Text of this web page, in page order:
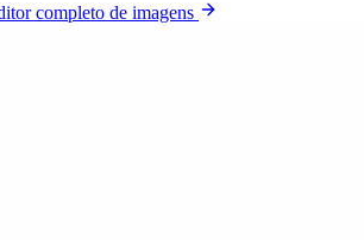
completo de imagens